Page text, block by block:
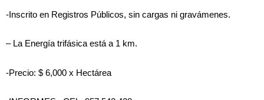
-Inscrito en Registros Públicos, sin cargas ni gravámenes.
– La Energía trifásica está a 1 km.
-Precio: $ 6,000 x Hectárea